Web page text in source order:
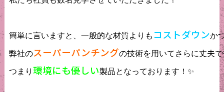
簡単に言いますと、一般的な材質よりも コストダウンか
弊社のスーパーパンチングの技術を用いてさらに丈夫
つまり 環境にも優しい製品となっております！✨